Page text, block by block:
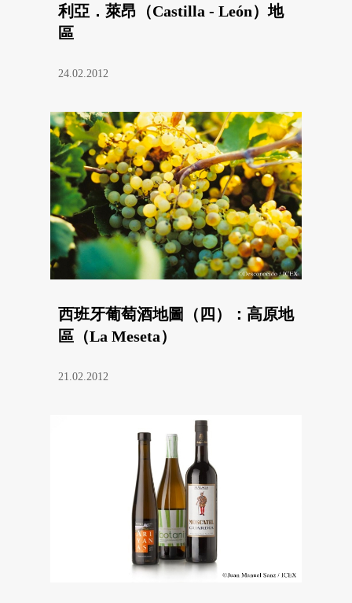
利亞．萊昂（Castilla - León）地
區
24.02.2012
西班牙葡萄酒地圖（四）：高原地
區（La Meseta）
21.02.2012